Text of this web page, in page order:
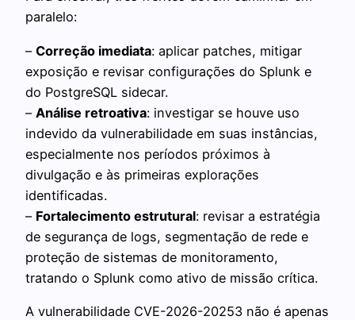
paralelo:
– Correção imediata: aplicar patches, mitigar
exposição e revisar configurações do Splunk e
do PostgreSQL sidecar.
– Análise retroativa: investigar se houve uso
indevido da vulnerabilidade em suas instâncias,
especialmente nos períodos próximos à
divulgação e às primeiras explorações
identificadas.
– Fortalecimento estrutural: revisar a estratégia
de segurança de logs, segmentação de rede e
proteção de sistemas de monitoramento,
tratando o Splunk como ativo de missão crítica.
A vulnerabilidade CVE-2026-20253 não é apenas